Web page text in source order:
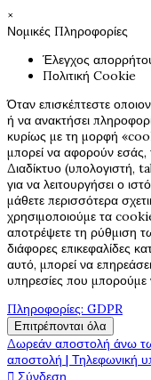
×
Νομικές Πληροφορίες
Έλεγχος
Πολιτική Cookie
Όταν επισκέπτεστε
ή να ανακτήσει
κυρίως με τη μορφή
μπορεί να αφορούν εσάς,
Διαδίκτυο (υπολογιστή,
για να λειτουργήσει ο
μάθετε περισσότερα
χρησιμοποιούμε τα
αποτρέψετε τη ρύθμιση
διάφορες επικεφαλίδες
αυτό, μπορεί να
υπηρεσίες που
Πληροφορίες: GDPR
Επιτρέπονται όλα
Δωρεάν αποστολή άνω
αποστολή | Τηλεφωνική
 Σύνδεση